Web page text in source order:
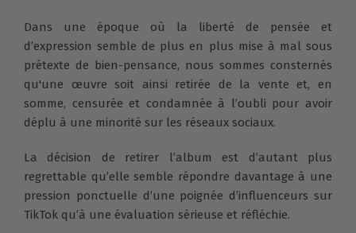
Dans une époque où la liberté de pensée et
d’expression semble de plus en plus mise à mal sous
prétexte de bien-pensance, nous sommes consternés
qu'une œuvre soit ainsi retirée de la vente et, en
somme, censurée et condamnée à l’oubli pour avoir
déplu à une minorité sur les réseaux sociaux.
La décision de retirer l’album est d’autant plus
regrettable qu’elle semble répondre davantage à une
pression ponctuelle d’une poignée d’influenceurs sur
TikTok qu’à une évaluation sérieuse et réfléchie.